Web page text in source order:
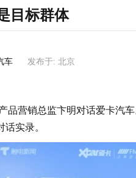
目标群体
车 发布于: 北京
营销总监卞明对话爱卡汽车
实录。